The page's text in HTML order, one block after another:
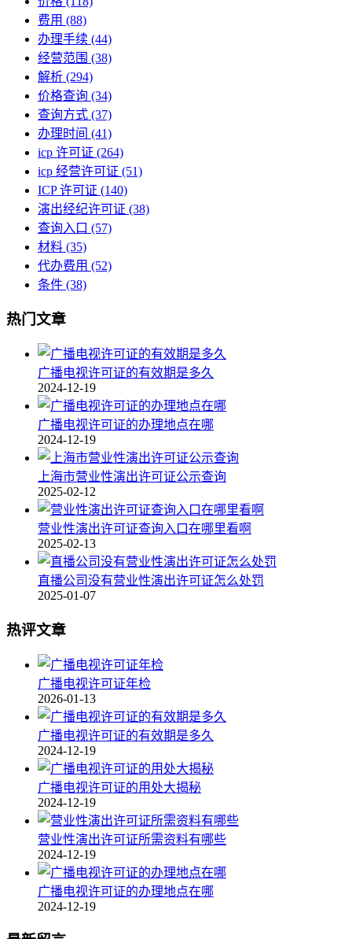
费用 (88)
办理手续 (44)
经营范围 (38)
解析 (294)
价格查询 (34)
查询方式 (37)
办理时间 (41)
icp 许可证 (264)
icp 经营许可证 (51)
ICP 许可证 (140)
演出经纪许可证 (38)
查询入口 (57)
材料 (35)
代办费用 (52)
条件 (38)
热门文章
广播电视许可证的有效期是多久
2024-12-19
广播电视许可证的办理地点在哪
2024-12-19
上海市营业性演出许可证公示查询
2025-02-12
营业性演出许可证查询入口在哪里看啊
2025-02-13
直播公司没有营业性演出许可证怎么处罚
2025-01-07
热评文章
广播电视许可证年检
2026-01-13
广播电视许可证的有效期是多久
2024-12-19
广播电视许可证的用处大揭秘
2024-12-19
营业性演出许可证所需资料有哪些
2024-12-19
广播电视许可证的办理地点在哪
2024-12-19